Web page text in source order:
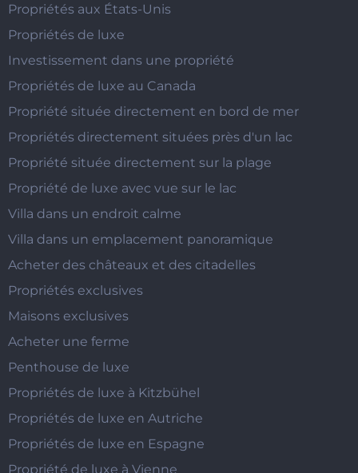
Propriétés aux États-Unis
Propriétés de luxe
Investissement dans une propriété
Propriétés de luxe au Canada
Propriété située directement en bord de mer
Propriétés directement situées près d'un lac
Propriété située directement sur la plage
Propriété de luxe avec vue sur le lac
Villa dans un endroit calme
Villa dans un emplacement panoramique
Acheter des châteaux et des citadelles
Propriétés exclusives
Maisons exclusives
Acheter une ferme
Penthouse de luxe
Propriétés de luxe à Kitzbühel
Propriétés de luxe en Autriche
Propriétés de luxe en Espagne
Propriété de luxe à Vienne